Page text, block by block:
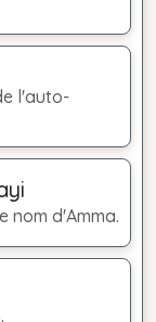
l'auto-
nom d'Amma.